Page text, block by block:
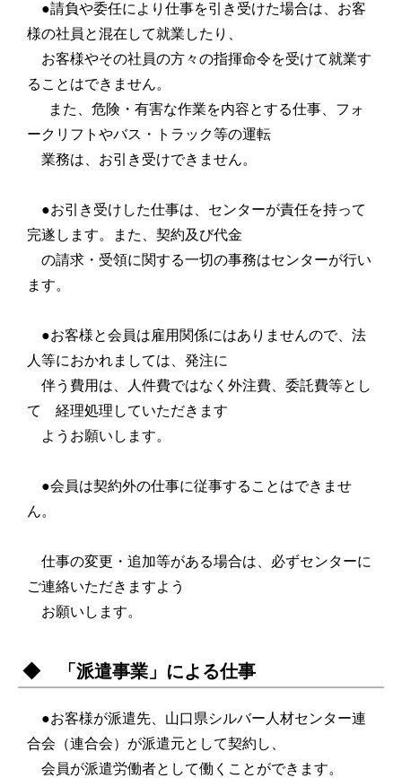
●請負や委任により仕事を引き受けた場合は、お客
様の社員と混在して就業したり、
お客様やその社員の方々の指揮命令を受けて就業す
る ことはできません。
また、危険・有害な作業を内容とする仕事、フォ
ークリフトやバス・トラック等の運転
業務は 、お引き受けできません。
●お引き受けした仕事は、センターが責任を持って
完遂します。また、契約及び代金
の請求・受領に関する一切の事務はセンターが行い
ます。
●お客様と会員は雇用関係にはありませんので、法
人等におかれましては、発注に
伴う費用は、人件費ではなく外注費、委託費等とし
て
経理処理していただきます
ようお願いします。
●会員は契約外の仕事に従事することはできませ
ん。
仕事の変更・追加等がある場合は、必ずセンターに
ご連絡いただきますよう
お願いします。
◆ 「派遣事業」による仕事
●お客様が派遣先、山口県シルバー人材センター連
合会（連合会）が派遣元として契約し、
会員が派遣労働者として働くことができます。